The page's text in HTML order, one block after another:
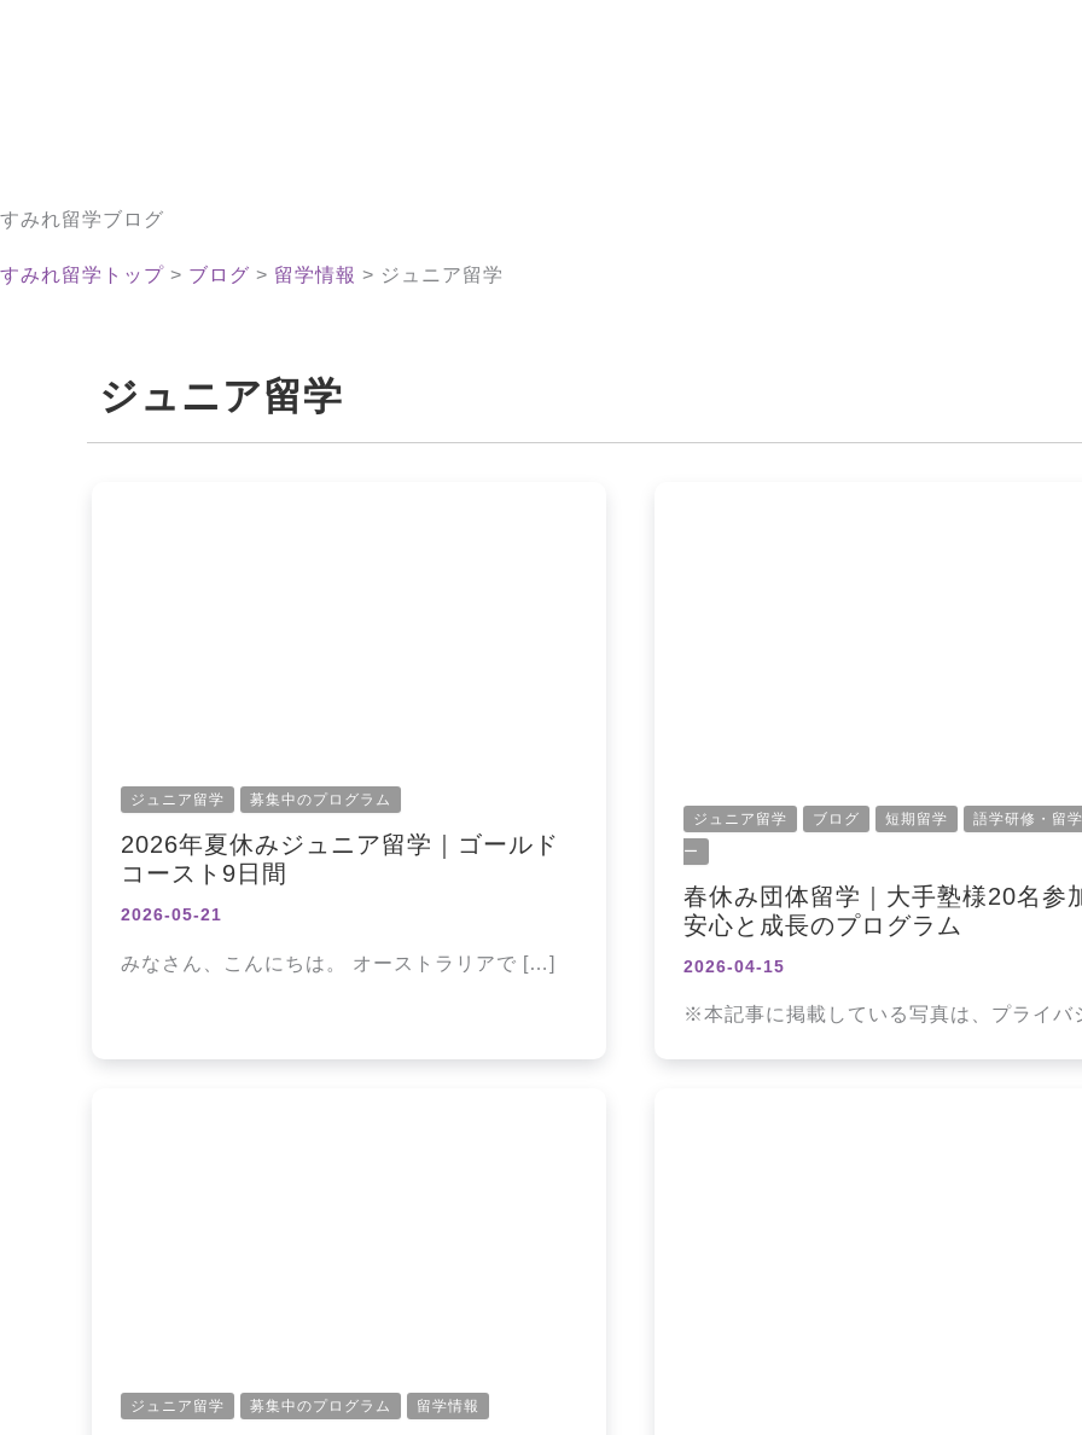
すみれ留学ブログ
すみれ留学トップ > ブログ > 留学情報 > ジュニア留学
ジュニア留学
ジュニア留学 募集中のプログラム
2026年夏休みジュニア留学｜ゴールド
コースト9日間
2026-05-21
みなさん、こんにちは。 オーストラリアで […]
ジュニア留学 ブログ 短期留学
語学研修・留
ー
春休み団体留学｜大手塾様20名参
安心と成長のプログラム
2026-04-15
※本記事に掲載している写真は、プライバ
ジュニア留学 募集中のプログラム 留学情報